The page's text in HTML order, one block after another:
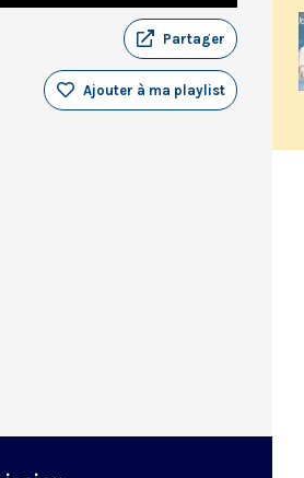
Partager
Ajouter à ma playlist